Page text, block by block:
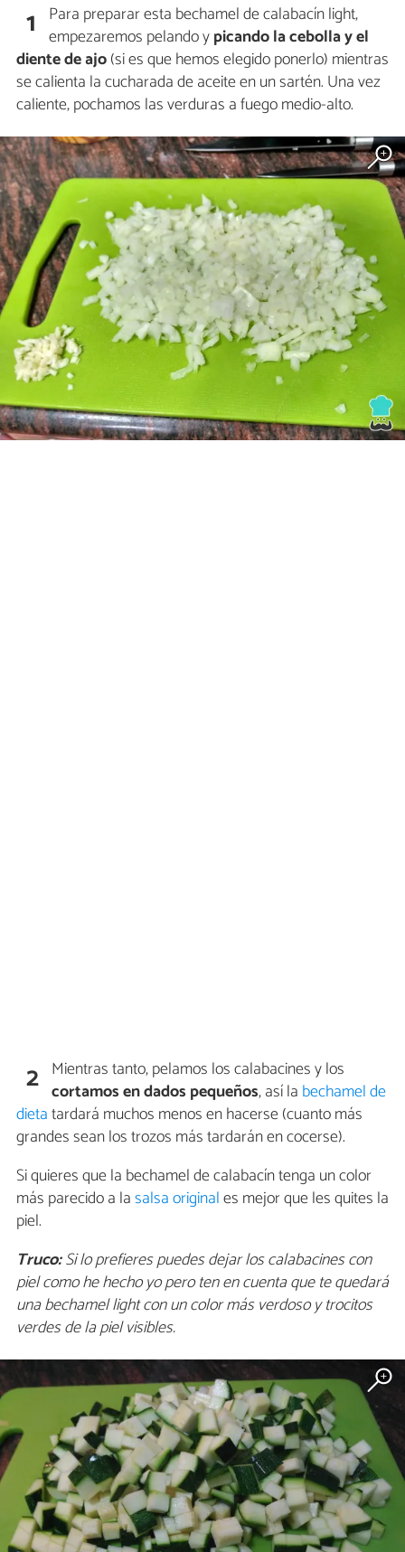
1 Para preparar esta bechamel de calabacín light,
empezaremos pelando ypicando la cebolla y el
diente de ajo(si es que hemos elegido ponerlo) mientras
se calienta la cucharada de aceite en un sartén. Una vez
caliente, pochamos las verduras a fuego medio-alto.
2 Mientras tanto, pelamos los calabacines y los
cortamos en dados pequeños, así la bechamel de
dietatardará muchos menos en hacerse (cuanto más
grandes sean los trozos más tardarán en cocerse).
Si quieres que la bechamel de calabacín tenga un color
más parecido a lasalsa originales mejor que les quites la
piel.
Truco:Si lo prefieres puedes dejar los calabacines con
piel como he hecho yo pero ten en cuenta que te quedará
una bechamel light con un color más verdoso y trocitos
verdes de la piel visibles.